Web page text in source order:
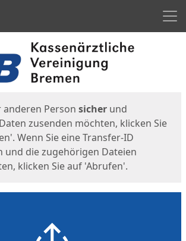
anderen Person sicher und
Daten zusenden möchten, klicken Sie
Wenn Sie eine Transfer-ID
und die zugehörigen Dateien
klicken Sie auf 'Abrufen'.